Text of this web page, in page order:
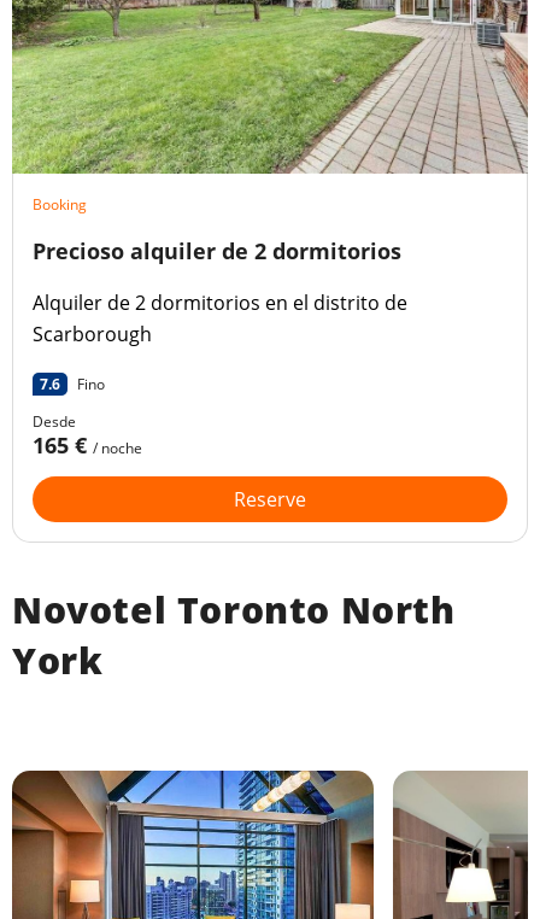
Booking
Precioso alquiler de 2 dormitorios
Alquiler de 2 dormitorios en el distrito de
Scarborough
7.6
Fino
Desde
165 € / noche
Reserve
Novotel Toronto North
York